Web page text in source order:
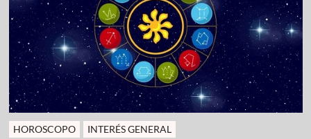
HOROSCOPO INTERÉS GENERAL